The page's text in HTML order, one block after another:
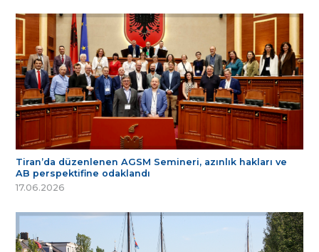
Tiran’da düzenlenen AGSM Semineri, azınlık hakları ve
AB perspektifine odaklandı
17.06.2026